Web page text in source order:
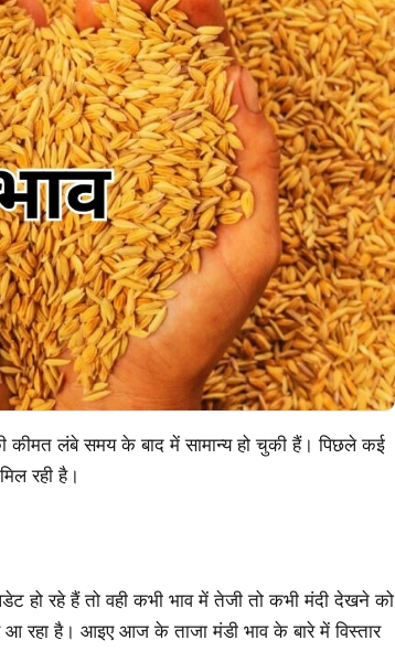
कीमत लंबे समय के बाद में सामान्य हो चुकी हैं। पिछले कई
रही है।
हो रहे हैं तो वही कभी भाव में तेजी तो कभी मंदी देखने को
रहा है। आइए आज के ताजा मंडी भाव के बारे में विस्तार